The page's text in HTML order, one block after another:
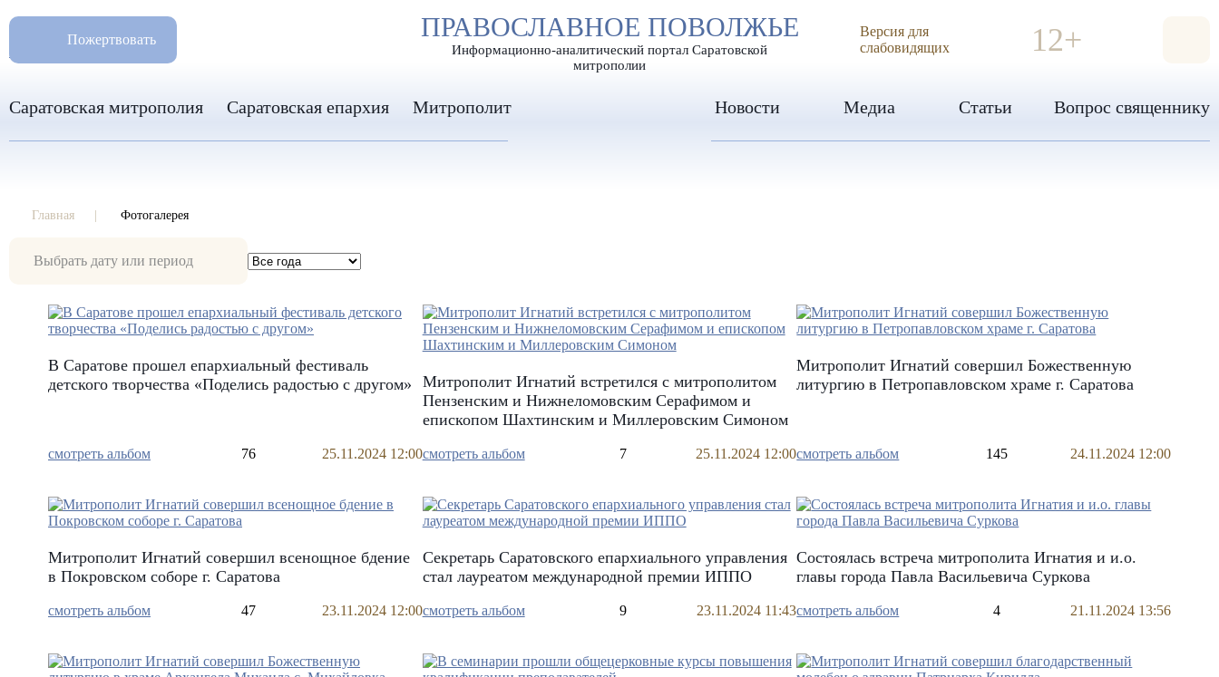
РАЗМЕР ШРИФТА А А А ИЗОБРАЖЕНИЯ
ПРАВОСЛАВНОЕ ПОВОЛЖЬЕ
Информационно-аналитический портал Саратовской
митрополии
Пожертвовать
8 960 346 31 04
info-sar@mail.ru
Версия для
слабовидящих
12+
Саратовская митрополия Саратовская епархия Митрополит Новости Медиа Статьи Вопрос священнику
Главная Фотогалерея
Фотогалерея
В Саратове прошел епархиальный фестиваль
детского творчества «Поделись радостью с другом»
смотреть альбом 76 25.11.2024 12:00
Митрополит Игнатий встретился с митрополитом
Пензенским и Нижнеломовским Серафимом и
епископом Шахтинским и Миллеровским Симоном
смотреть альбом 7 25.11.2024 12:00
Митрополит Игнатий совершил Божественную
литургию в Петропавловском храме г. Саратова
смотреть альбом 145 24.11.2024 12:00
Митрополит Игнатий совершил всенощное бдение
в Покровском соборе г. Саратова
смотреть альбом 47 23.11.2024 12:00
Секретарь Саратовского епархиального управления
стал лауреатом международной премии ИППО
смотреть альбом 9 23.11.2024 11:43
Состоялась встреча митрополита Игнатия и и.о.
главы города Павла Васильевича Суркова
смотреть альбом 4 21.11.2024 13:56